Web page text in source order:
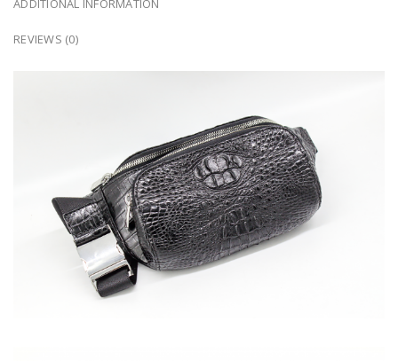
ADDITIONAL INFORMATION
REVIEWS (0)